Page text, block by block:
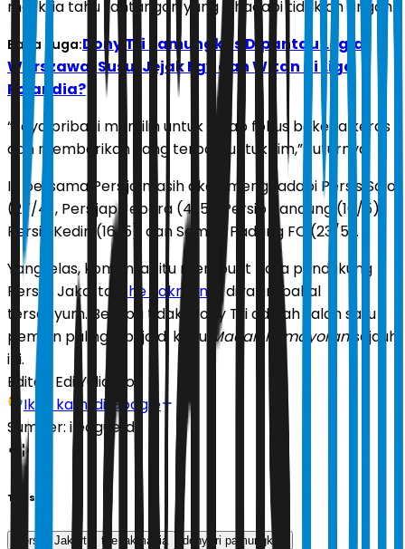
meski ia tahu tantangan yang dihadapi tidaklah ringan.
Baca Juga:Dony Tri Pamungkas Dipantau Legia
Warszawa, Susul Jejak Egy dan Witan di Liga
Polandia?
“Saya pribadi memilih untuk tetap fokus bekerja keras
dan memberikan yang terbaik untuk tim,” tuturnya.
Ia bersama Persija masih akan menghadapi Persis Solo
(27/4), Persijap Jepara (4/5), Persib Bandung (10/5),
Persik Kediri (16/5), dan Semen Padang FC (23/5).
Yang jelas, komentar itu membuat para pendukung
Persija Jakarta,
The Jakmania
, diyakini bakal
tersenyum. Betapa tidak, Dony Tri adalah salah satu
pemain paling dipuja di kubu Macan Kemayoran sejauh
ini.
Editor: Edi Yulianto
Ikuti kami di Google
Sumber: ileague.id
Tags
Persija Jakart the jakmania dony tri pamungkas